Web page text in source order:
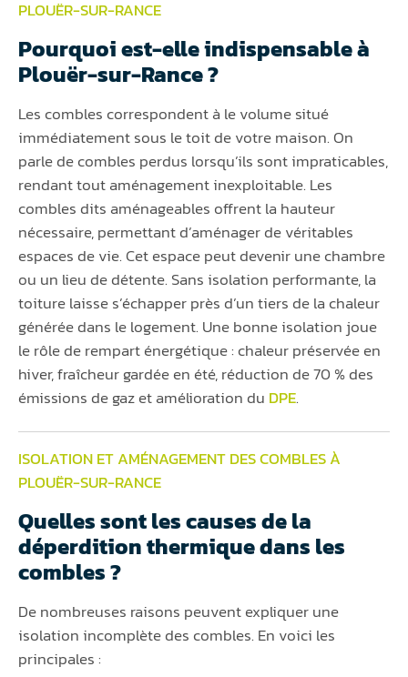
PLOUËR-SUR-RANCE
Pourquoi est-elle indispensable à
Plouër-sur-Rance ?
Les combles correspondent à le volume situé
immédiatement sous le toit de votre maison. On
parle de combles perdus lorsqu’ils sont impraticables,
rendant tout aménagement inexploitable. Les
combles dits aménageables offrent la hauteur
nécessaire, permettant d’aménager de véritables
espaces de vie. Cet espace peut devenir une chambre
ou un lieu de détente. Sans isolation performante, la
toiture laisse s’échapper près d’un tiers de la chaleur
générée dans le logement. Une bonne isolation joue
le rôle de rempart énergétique : chaleur préservée en
hiver, fraîcheur gardée en été, réduction de 70 % des
émissions de gaz et amélioration du DPE.
ISOLATION ET AMÉNAGEMENT DES COMBLES À
PLOUËR-SUR-RANCE
Quelles sont les causes de la
déperdition thermique dans les
combles ?
De nombreuses raisons peuvent expliquer une
isolation incomplète des combles. En voici les
principales :